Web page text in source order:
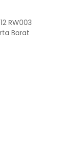
RW003
Barat